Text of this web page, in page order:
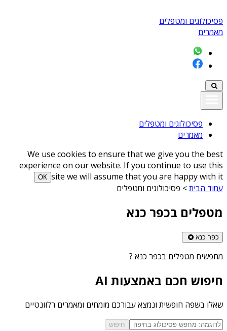
פסיכולוגים ומטפלים
מאמרים
פסיכולוגים ומטפלים
מאמרים
We use cookies to ensure that we give you the best
experience on our website. If you continue to use this
site we will assume that you are happy with it
ОК
עמוד הבית> פסיכולוגים ומטפלים
מטפלים בכפר כנא
כפר כנא
מחפשים מטפלים בכפר כנא ?
חיפוש חכם באמצעות AI
שאלו בשפה חופשית ונמצא עבורכם מומחים ומאמרים רלוונטיים
חיפוש